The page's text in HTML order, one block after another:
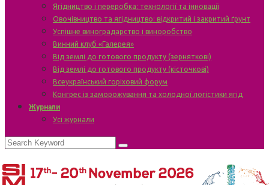
Ягідництво і переробка: технології та інновації
Овочівництво та ягідництво: відкритий і закритий ґрунт
Успішне виноградарство і виноробство
Винний клуб «Галерея»
Від землі до готового продукту (зерняткові)
Від землі до готового продукту (кісточкові)
Всеукраїнський горіховий форум
Конгрес із заморожування та холодної логістики ягід
Журнали
Усі журнали